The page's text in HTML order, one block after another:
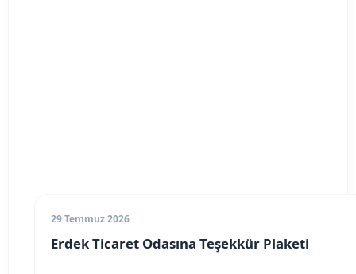
29 Temmuz 2026
Erdek Ticaret Odasına Teşekkür Plaketi